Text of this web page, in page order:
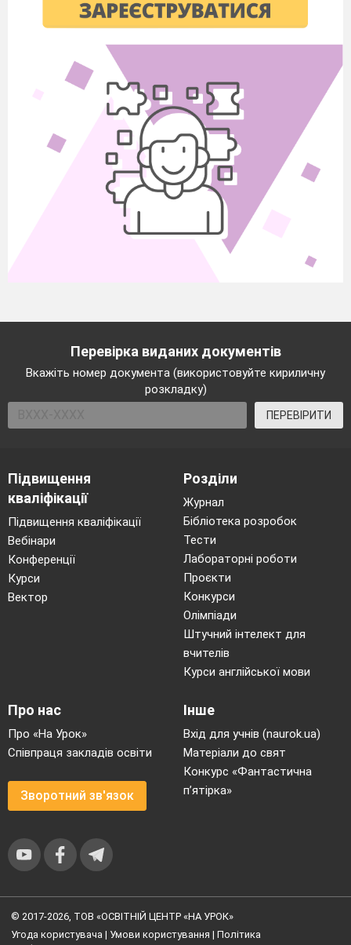
Перевірка виданих документів
Вкажіть номер документа (використовуйте кириличну
розкладку)
ПЕРЕВІРИТИ
Підвищення
кваліфікації
Підвищення кваліфікації
Вебінари
Конференції
Курси
Вектор
Розділи
Журнал
Бібліотека розробок
Тести
Лабораторні роботи
Проєкти
Конкурси
Олімпіади
Штучний інтелект для
вчителів
Курси англійської мови
Про нас
Про «На Урок»
Співпраця закладів освіти
Зворотний зв'язок
Інше
Вхід для учнів (naurok.ua)
Матеріали до свят
Конкурс «Фантастична
п’ятірка»
© 2017-2026, ТОВ «ОСВІТНІЙ ЦЕНТР «НА УРОК»
Угода користувача | Умови користування | Політика